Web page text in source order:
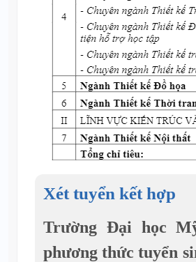
Xét tuyển kết hợp
Trường Đại học
phương thức tuyển